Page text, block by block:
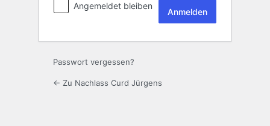
Angemeldet bleiben
Passwort vergessen?
← Zu Nachlass Curd Jürgens